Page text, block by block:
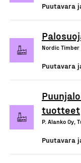
Puutavara
Nordic Timber
Puutavara
tuotteet
P. Alanko Oy,
Puutavara